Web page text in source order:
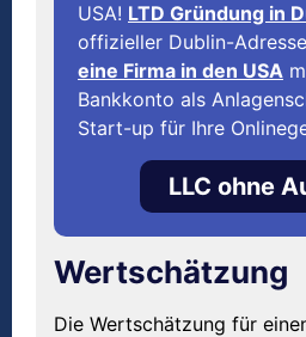
USA! LTD Gründung in
offizieller Dublin-
eine Firma in den USA
Bankkonto als
Start-up für Ihre
LLC ohne
Wertschätzung
Die Wertschätzung für